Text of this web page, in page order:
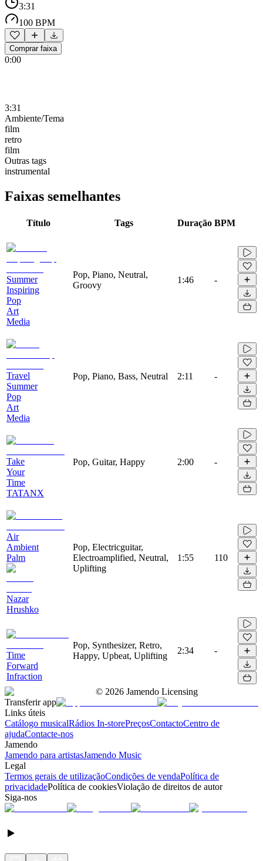
3:31
100 BPM
Comprar faixa
0:00
3:31
Ambiente/Tema
film
retro
film
Outras tags
instrumental
Faixas semelhantes
Título Tags Duração BPM
Summer
Inspiring
Pop
Art
Media
Pop, Piano, Neutral,
Groovy
1:46 -
Travel
Summer
Pop
Art
Media
Pop, Piano, Bass, Neutral 2:11 -
Take
Your
Time
TATANX
Pop, Guitar, Happy 2:00 -
Air
Ambient
Palm
Nazar
Hrushko
Pop, Electricguitar,
Electroamplified, Neutral,
Uplifting
1:55 110
Time
Forward
Infraction
Pop, Synthesizer, Retro,
Happy, Upbeat, Uplifting
2:34 -
© 2026 Jamendo Licensing
Transferir app
Links úteis
Catálogo musicalRádios In-storePreçosContactoCentro de
ajudaContacte-nos
Jamendo
Jamendo para artistasJamendo Music
Legal
Termos gerais de utilizaçãoCondições de vendaPolítica de
privacidadePolítica de cookiesViolação de direitos de autor
Siga-nos